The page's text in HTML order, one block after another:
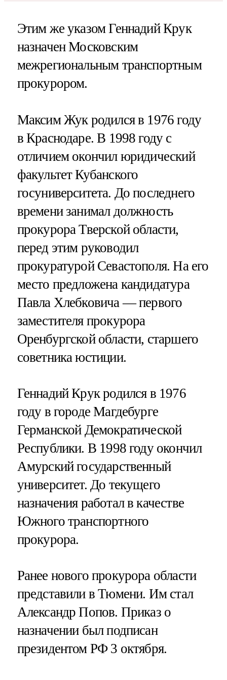
Этим же указом Геннадий Крук
назначен Московским
межрегиональным транспортным
прокурором.
Максим Жук родился в 1976 году
в Краснодаре. В 1998 году с
отличием окончил юридический
факультет Кубанского
госуниверситета. До последнего
времени занимал должность
прокурора Тверской области,
перед этим руководил
прокуратурой Севастополя. На его
место предложена кандидатура
Павла Хлебковича — первого
заместителя прокурора
Оренбургской области, старшего
советника юстиции.
Геннадий Крук родился в 1976
году в городе Магдебурге
Германской Демократической
Республики. В 1998 году окончил
Амурский государственный
университет. До текущего
назначения работал в качестве
Южного транспортного
прокурора.
Ранее нового прокурора области
представили в Тюмени. Им стал
Александр Попов. Приказ о
назначении был подписан
президентом РФ 3 октября.